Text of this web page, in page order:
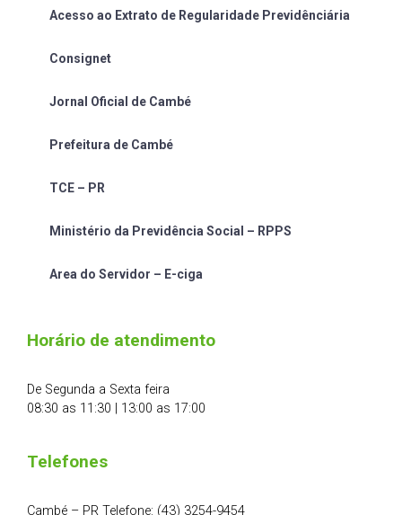
Acesso ao Extrato de Regularidade Previdênciária
Consignet
Jornal Oficial de Cambé
Prefeitura de Cambé
TCE – PR
Ministério da Previdência Social – RPPS
Area do Servidor – E-ciga
Horário de atendimento
De Segunda a Sexta feira
08:30 as 11:30 | 13:00 as 17:00
Telefones
Cambé – PR Telefone: (43) 3254-9454